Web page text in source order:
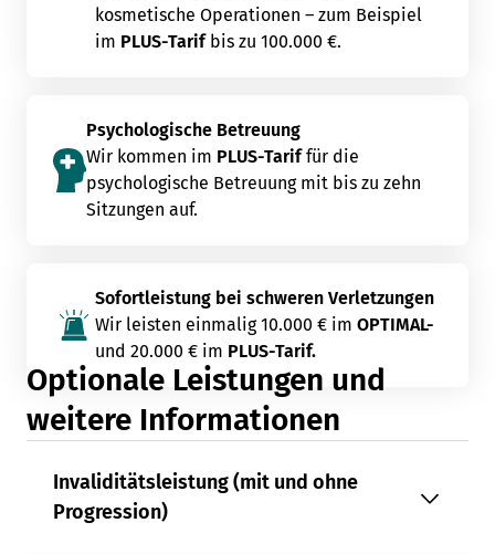
kosmetische Operationen – zum Beispiel
im PLUS-Tarifbis zu 100.000 €.
Psychologische Betreuung
Wir kommen im PLUS-Tariffür die
psychologische Betreuung mit bis zu zehn
Sitzungen auf.
Sofortleistung bei schweren Verletzungen
Wir leisten einmalig 10.000 € im OPTIMAL-
und 20.000 € im PLUS-Tarif.
Optionale Leistungen und
weitere Informationen
Invaliditätsleistung (mit und ohne
Progression)